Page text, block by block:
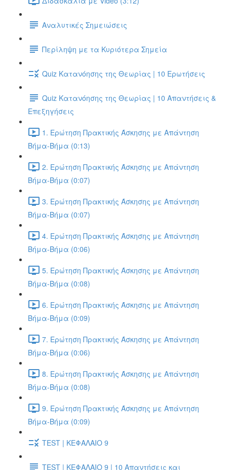
Αναλυτικές Σημειώσεις
Περίληψη με τα Κυριότερα Σημεία
Quiz Κατανόησης της Θεωρίας | 10 Ερωτήσεις
Quiz Κατανόησης της Θεωρίας | 10 Απαντήσεις &
Επεξηγήσεις
1. Ερώτηση Πρακτικής Άσκησης με Απάντηση
Βήμα-Βήμα (0:13)
2. Ερώτηση Πρακτικής Άσκησης με Απάντηση
Βήμα-Βήμα (0:07)
3. Ερώτηση Πρακτικής Άσκησης με Απάντηση
Βήμα-Βήμα (0:07)
4. Ερώτηση Πρακτικής Άσκησης με Απάντηση
Βήμα-Βήμα (0:06)
5. Ερώτηση Πρακτικής Άσκησης με Απάντηση
Βήμα-Βήμα (0:08)
6. Ερώτηση Πρακτικής Άσκησης με Απάντηση
Βήμα-Βήμα (0:09)
7. Ερώτηση Πρακτικής Άσκησης με Απάντηση
Βήμα-Βήμα (0:06)
8. Ερώτηση Πρακτικής Άσκησης με Απάντηση
Βήμα-Βήμα (0:08)
9. Ερώτηση Πρακτικής Άσκησης με Απάντηση
Βήμα-Βήμα (0:09)
TEST | ΚΕΦΑΛΑΙΟ 9
TEST | ΚΕΦΑΛΑΙΟ 9 | 10 Απαντήσεις και